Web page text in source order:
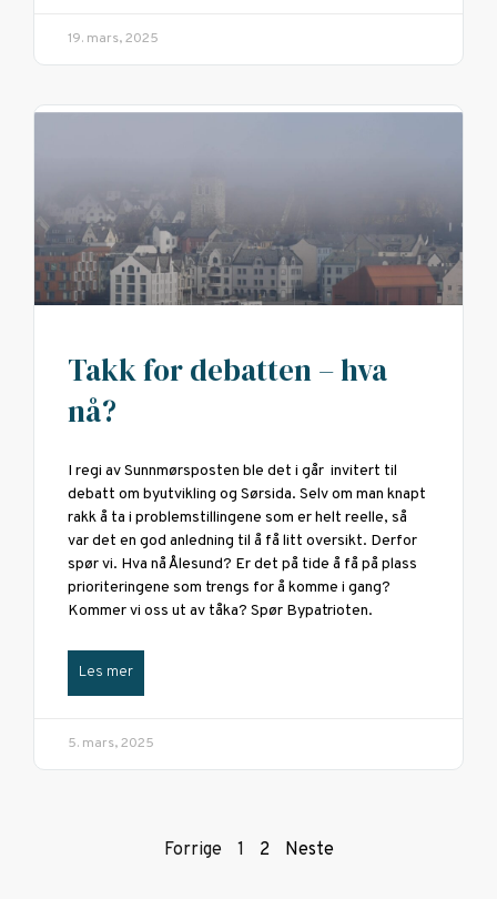
19. mars, 2025
Takk for debatten – hva
nå?
I regi av Sunnmørsposten ble det i går invitert til
debatt om byutvikling og Sørsida. Selv om man knapt
rakk å ta i problemstillingene som er helt reelle, så
var det en god anledning til å få litt oversikt. Derfor
spør vi. Hva nå Ålesund? Er det på tide å få på plass
prioriteringene som trengs for å komme i gang?
Kommer vi oss ut av tåka? Spør Bypatrioten.
Les mer
5. mars, 2025
Forrige 1 2 Neste